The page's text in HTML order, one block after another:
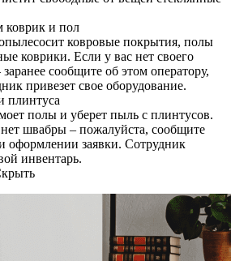
коврик и пол
ковровые покрытия, полы
коврики. Если у вас нет своего
сообщите об этом оператору,
привезет свое оборудование.
плинтуса
полы и уберет пыль с плинтусов.
швабры – пожалуйста, сообщите
оформлении заявки. Сотрудник
инвентарь.